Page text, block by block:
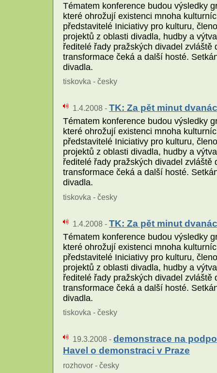
Tématem konference budou výsledky
které ohrožují existenci mnoha
představitelé Iniciativy pro kulturu,
projektů z oblasti divadla, hudby a
ředitelé řady pražských divadel
transformace čeká a další hosté.
divadla.
tiskovka - česky
1.4.2008 - TK: Za pět minut
Tématem konference budou výsledky
které ohrožují existenci mnoha
představitelé Iniciativy pro kulturu,
projektů z oblasti divadla, hudby a
ředitelé řady pražských divadel
transformace čeká a další hosté.
divadla.
tiskovka - česky
1.4.2008 - TK: Za pět minut
Tématem konference budou výsledky
které ohrožují existenci mnoha
představitelé Iniciativy pro kulturu,
projektů z oblasti divadla, hudby a
ředitelé řady pražských divadel
transformace čeká a další hosté.
divadla.
tiskovka - česky
19.3.2008 - demonstrace na
Havel o demonstraci v Praze
rozhovor - česky